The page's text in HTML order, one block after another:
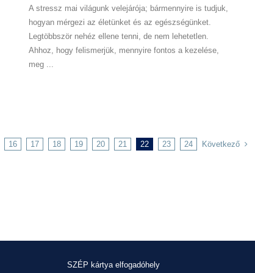
A stressz mai világunk velejárója; bármennyire is tudjuk,
hogyan mérgezi az életünket és az egészségünket.
Legtöbbször nehéz ellene tenni, de nem lehetetlen.
Ahhoz, hogy felismerjük, mennyire fontos a kezelése,
meg ...
16 17 18 19 20 21 22 23 24 Következő
SZÉP kártya elfogadóhely